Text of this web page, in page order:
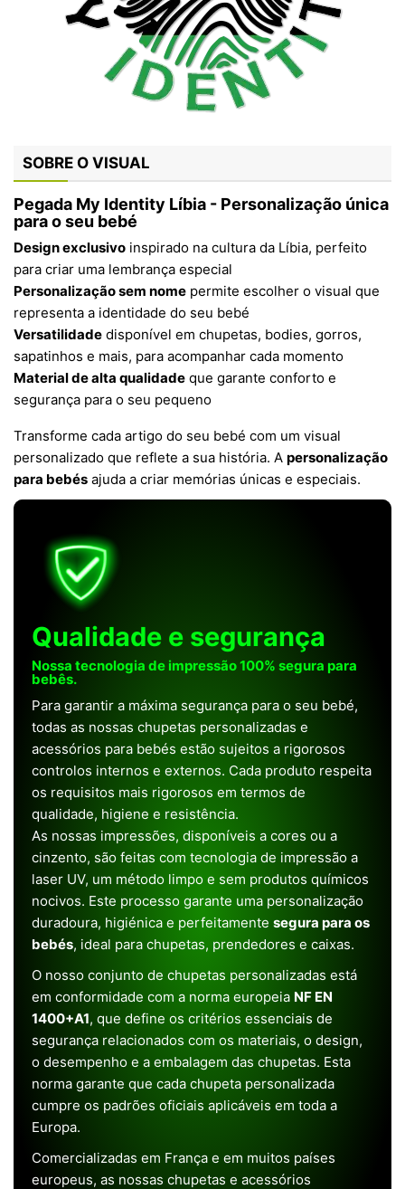
SOBRE O VISUAL
Pegada My Identity Líbia - Personalização única
para o seu bebé
Design exclusivo inspirado na cultura da Líbia, perfeito
para criar uma lembrança especial
Personalização sem nome permite escolher o visual que
representa a identidade do seu bebé
Versatilidade disponível em chupetas, bodies, gorros,
sapatinhos e mais, para acompanhar cada momento
Material de alta qualidade que garante conforto e
segurança para o seu pequeno
Transforme cada artigo do seu bebé com um visual
personalizado que reflete a sua história. A personalização
para bebés ajuda a criar memórias únicas e especiais.
Qualidade e segurança
Nossa tecnologia de impressão 100% segura para
bebês.
Para garantir a máxima segurança para o seu bebé,
todas as nossas chupetas personalizadas e
acessórios para bebés estão sujeitos a rigorosos
controlos internos e externos. Cada produto respeita
os requisitos mais rigorosos em termos de
qualidade, higiene e resistência.
As nossas impressões, disponíveis a cores ou a
cinzento, são feitas com tecnologia de impressão a
laser UV, um método limpo e sem produtos químicos
nocivos. Este processo garante uma personalização
duradoura, higiénica e perfeitamente segura para os
bebés, ideal para chupetas, prendedores e caixas.
O nosso conjunto de chupetas personalizadas está
em conformidade com a norma europeia NF EN
1400+A1, que define os critérios essenciais de
segurança relacionados com os materiais, o design,
o desempenho e a embalagem das chupetas. Esta
norma garante que cada chupeta personalizada
cumpre os padrões oficiais aplicáveis em toda a
Europa.
Comercializadas em França e em muitos países
europeus, as nossas chupetas e acessórios